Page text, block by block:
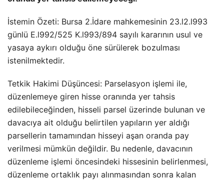
İstemin Özeti: Bursa 2.İdare mahkemesinin 23.l2.l993
günlü E.l992/525 K.l993/894 sayılı kararının usul ve
yasaya aykırı olduğu öne sürülerek bozulması
istenilmektedir.
Tetkik Hakimi Düşüncesi: Parselasyon işlemi ile,
düzenlemeye giren hisse oranında yer tahsis
edilebileceğinden, hisseli parsel üzerinde bulunan ve
davacıya ait olduğu belirtilen yapıların yer aldığı
parsellerin tamamından hisseyi aşan oranda pay
verilmesi mümkün değildir. Bu nedenle, davacının
düzenleme işlemi öncesindeki hissesinin belirlenmesi,
düzenleme ortaklık payı alınmasından sonra kalan